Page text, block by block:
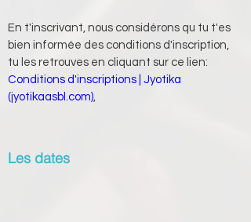
En t'inscrivant, nous considérons qu tu t'es
bien informée des conditions d'inscription,
tu les retrouves en cliquant sur ce lien:
Conditions d'inscriptions | Jyotika
(jyotikaasbl.com),
Les dates